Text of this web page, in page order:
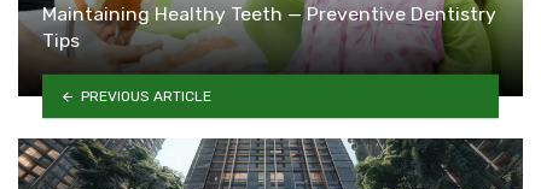
Maintaining Healthy Teeth — Preventive Dentistry
Tips
PREVIOUS ARTICLE